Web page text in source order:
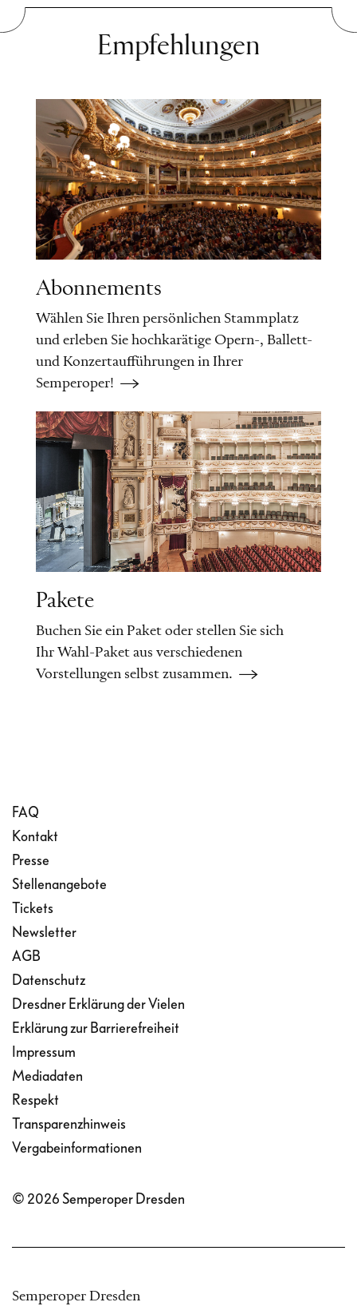
Empfehlungen
Abonnements
Wählen Sie Ihren persönlichen Stammplatz
und erleben Sie hochkarätige Opern-, Ballett-
und Konzertaufführungen in Ihrer
Semperoper!
Pakete
Buchen Sie ein Paket oder stellen Sie sich
Ihr Wahl-Paket aus verschiedenen
Vorstellungen selbst zusammen.
FAQ
Kontakt
Presse
Stellenangebote
Tickets
Newsletter
AGB
Datenschutz
Dresdner Erklärung der Vielen
Erklärung zur Barrierefreiheit
Impressum
Mediadaten
Respekt
Transparenzhinweis
Vergabeinformationen
© 2026 Semperoper Dresden
Semperoper Dresden